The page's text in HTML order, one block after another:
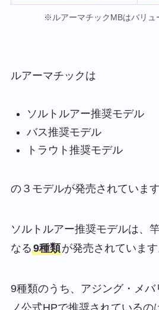
※ルアーマチックMBはバリュ
ルアーマチックは
ソルトルアー推奨モデル
バス推奨モデル
トラウト推奨モデル
の３モデルが発売されています
ソルトルアー推奨モデルは、
なる9種類が発売されています
9種類のうち、アジング・メ
ノ公式HPで推奨されている